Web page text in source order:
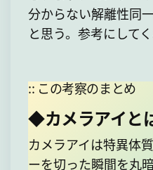
分からない解離性同
と思う。参考にして
:: この考察のまとめ
◆カメラアイと
カメラアイは特異体
ーを切った瞬間を丸